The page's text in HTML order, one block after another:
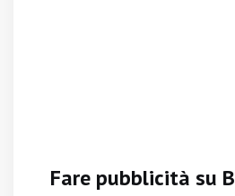
Fare pubblicità su